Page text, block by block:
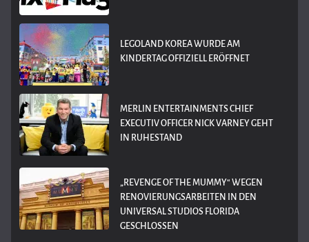
LEGOLAND KOREA WURDE AM
KINDERTAG OFFIZIELL ERÖFFNET
MERLIN ENTERTAINMENTS CHIEF
EXECUTIV OFFICER NICK VARNEY GEHT
IN RUHESTAND
„REVENGE OF THE MUMMY“ WEGEN
RENOVIERUNGSARBEITEN IN DEN
UNIVERSAL STUDIOS FLORIDA
GESCHLOSSEN